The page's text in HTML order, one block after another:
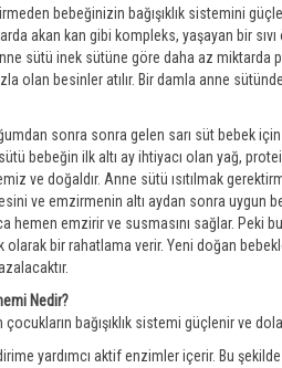
bebeğinizin bağışıklık sistemini
akan kan gibi kompleks, yaşayan bir
sütü inek sütüne göre daha az
olan besinler atılır. Bir damla anne
sonra sonra gelen sarı süt bebek
sütü bebeğin ilk altı ay ihtiyacı olan yağ,
ve doğaldır. Anne sütü ısıtılmak
ve emzirmenin altı aydan sonra uygun
hemen emzirir ve susmasını sağlar. Peki
bir rahatlama verir. Yeni doğan
Nedir?
bağışıklık sistemi güçlenir ve
yardımcı aktif enzimler içerir. Bu şekilde